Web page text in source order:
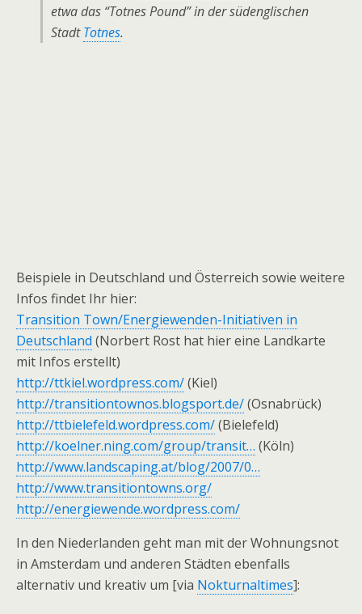
etwa das “Totnes Pound” in der südenglischen
StadtTotnes.
Beispiele in Deutschland und Österreich sowie weitere
Infos findet Ihr hier:
Transition Town/Energiewenden-Initiativen in
Deutschland (Norbert Rost hat hier eine Landkarte
mit Infos erstellt)
http://ttkiel.wordpress.com/(Kiel)
http://transitiontownos.blogsport.de/(Osnabrück)
http://ttbielefeld.wordpress.com/(Bielefeld)
http://koelner.ning.com/group/transit… (Köln)
http://www.landscaping.at/blog/2007/0…
http://www.transitiontowns.org/
http://energiewende.wordpress.com/
In den Niederlanden geht man mit der Wohnungsnot
in Amsterdam und anderen Städten ebenfalls
alternativ und kreativ um [via Nokturnaltimes]: